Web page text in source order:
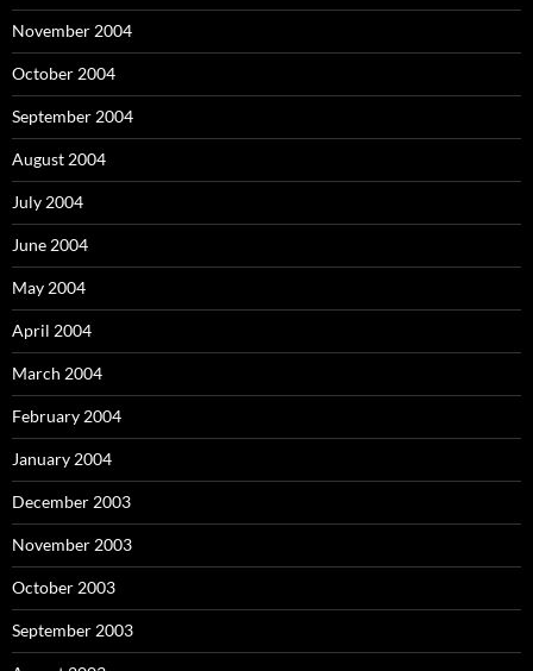
November 2004
October 2004
September 2004
August 2004
July 2004
June 2004
May 2004
April 2004
March 2004
February 2004
January 2004
December 2003
November 2003
October 2003
September 2003